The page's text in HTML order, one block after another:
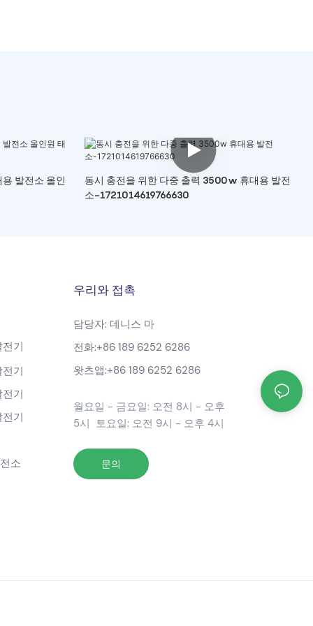
발전소 올인
동시 충전을 위한 다중 출력 3500w 휴대용 발전
소-1721014619766630
기
기
기
기
소
우리와 접촉
담당자: 데니스 마
전화:+86 189 6252 6286
왓츠앱:+86 189 6252 6286
월요일 - 금요일: 오전 8시 - 오후
5시 토요일: 오전 9시 - 오후 4시
문의